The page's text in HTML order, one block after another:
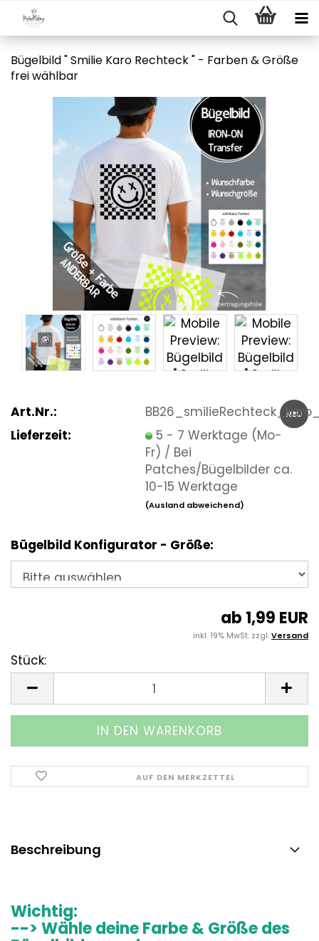
Bügelbild " Smilie Karo Rechteck " - Farben & Größe
frei wählbar
NEU
Art.Nr.:
Lieferzeit:
5 - 7 Werktage (Mo-
Fr) / Bei
Patches/Bügelbilder ca.
10-15 Werktage
(Ausland abweichend)
Bügelbild Konfigurator - Größe:
ab 1,99 EUR
inkl. 19% MwSt. zzgl.Versand
Stück:
AUF DEN MERKZETTEL
Beschreibung
Wichtig:
--> Wähle deine Farbe & Größe des